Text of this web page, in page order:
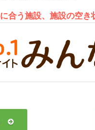
合う施設、施設の空き